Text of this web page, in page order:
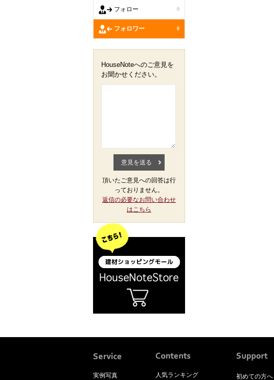
フォロー 0
フォロワー 0
HouseNoteへのご意見を
お聞かせください。
頂いたご意見への回答は行
っておりません。
返信の必要なお問い合わせ
はこちら
実例写真 人気ランキング 初めての方へ